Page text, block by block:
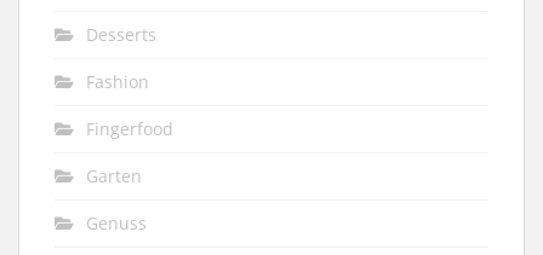
Desserts
Fashion
Fingerfood
Garten
Genuss